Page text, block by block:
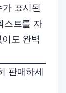
표시된
스트를 자
도 완벽
판매하세